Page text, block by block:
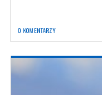
0 KOMENTARZY